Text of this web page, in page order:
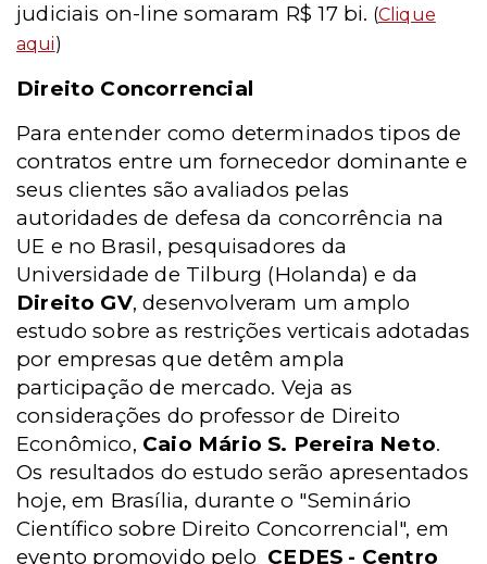
judiciais on-line somaram R$ 17 bi. (Clique
aqui)
Direito Concorrencial
Para entender como determinados tipos de
contratos entre um fornecedor dominante e
seus clientes são avaliados pelas
autoridades de defesa da concorrência na
UE e no Brasil, pesquisadores da
Universidade de Tilburg (Holanda) e da
Direito GV, desenvolveram um amplo
estudo sobre as restrições verticais adotadas
por empresas que detêm ampla
participação de mercado. Veja as
considerações do professor de Direito
Econômico, Caio Mário S. Pereira Neto.
Os resultados do estudo serão apresentados
hoje, em Brasília, durante o "Seminário
Científico sobre Direito Concorrencial", em
evento promovido pelo CEDES - Centro